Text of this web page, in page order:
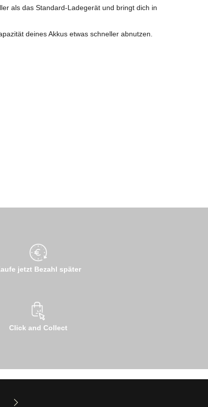
als das Standard-Ladegerät und bringt dich in
deines Akkus etwas schneller abnutzen.
jetzt Bezahl später
Click and Collect